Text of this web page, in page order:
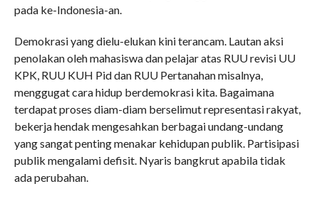
pada ke-Indonesia-an.
Demokrasi yang dielu-elukan kini terancam. Lautan aksi
penolakan oleh mahasiswa dan pelajar atas RUU revisi UU
KPK, RUU KUH Pid dan RUU Pertanahan misalnya,
menggugat cara hidup berdemokrasi kita. Bagaimana
terdapat proses diam-diam berselimut representasi rakyat,
bekerja hendak mengesahkan berbagai undang-undang
yang sangat penting menakar kehidupan publik. Partisipasi
publik mengalami defisit. Nyaris bangkrut apabila tidak
ada perubahan.